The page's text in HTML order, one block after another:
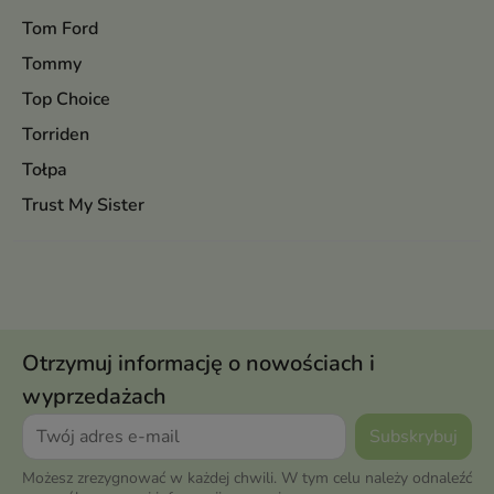
Tom Ford
Tommy
Top Choice
Torriden
Tołpa
Trust My Sister
Otrzymuj informację o nowościach i
wyprzedażach
Możesz zrezygnować w każdej chwili. W tym celu należy odnaleźć